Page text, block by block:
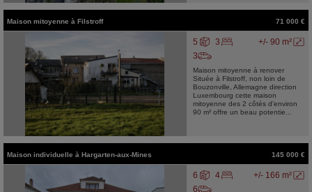
Maison mitoyenne à Filstroff 71 000 €
+/- 90 m²
5
3
3
Maison mitoyenne à renover
Située à Filstroff, non loin de
Bouzonville, Allemagne direction
Luxembourg cette maison
mitoyenne des 2 côtés d'environ
90 m² offre un beau potentie...
Maison individuelle à Hargarten-aux-Mines 145 000 €
+/- 166 m²
6
4
6